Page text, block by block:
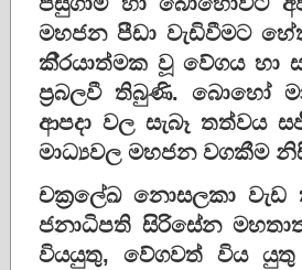
මහජන පීඩා වැඩිවීමට
කි‍්‍රයාත්මක වූ වේගය හා
ප‍්‍රබලවී තිබුණි. බොහෝ
ආපදා වල සැබෑ තත්වය
මාධ්‍යවල මහජන වගකීම
චක‍්‍රලේඛ නොසලකා
ජනාධිපති සිරිසේන
වියයුතු, වේගවත් විය යුතු